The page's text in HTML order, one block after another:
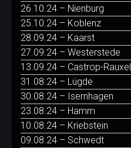
26.10.24 – Nienburg
25.10.24 – Koblenz
28.09.24 – Kaarst
27.09.24 – Westerstede
13.09.24 – Castrop-Rauxel
31.08.24 – Lügde
30.08.24 – Isernhagen
23.08.24 – Hamm
10.08.24 – Kriebstein
09.08.24 – Schwedt